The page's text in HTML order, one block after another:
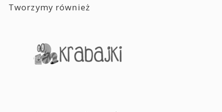
Tworzymy również